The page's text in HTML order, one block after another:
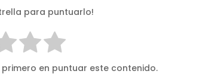
para puntuarlo!
primero en puntuar este contenido.